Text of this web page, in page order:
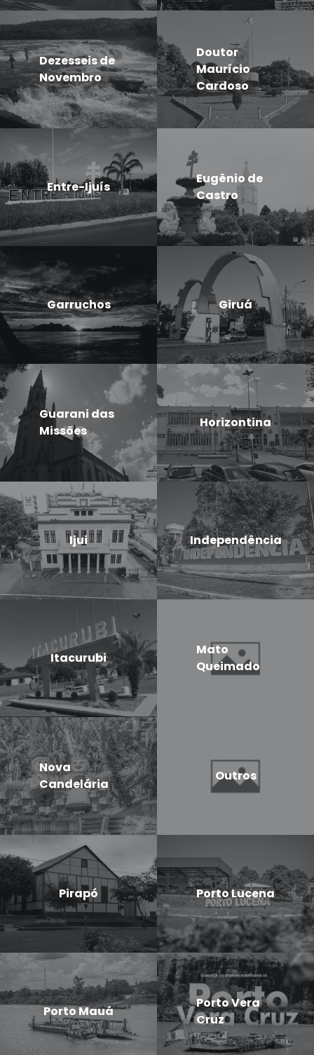
Dezesseis de
Novembro
Doutor
Maurício
Cardoso
Entre-Ijuís
Eugênio de
Castro
Garruchos Giruá
Guarani das
Missões
Horizontina
Ijui Independência
Itacurubi
Mato
Queimado
Nova
Candelária
Outros
Pirapó Porto Lucena
Porto Mauá
Porto Vera
Cruz